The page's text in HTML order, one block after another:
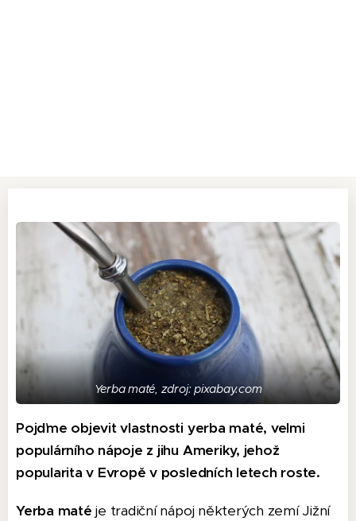
Yerba maté, zdroj: pixabay.com
Pojďme objevit vlastnosti yerba maté, velmi
populárního nápoje z jihu Ameriky, jehož
popularita v Evropě v posledních letech roste.
Yerba maté je tradiční nápoj některých zemí Jižní